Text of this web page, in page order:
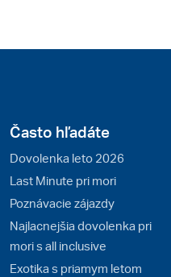
Často hľadáte
Dovolenka leto 2026
Last Minute pri mori
Poznávacie zájazdy
Najlacnejšia dovolenka pri
mori s all inclusive
Exotika s priamym letom